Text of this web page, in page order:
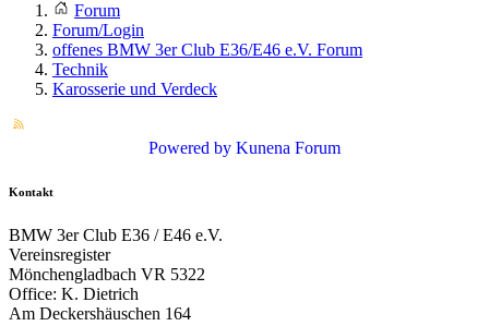
Forum
Forum/Login
offenes BMW 3er Club E36/E46 e.V. Forum
Technik
Karosserie und Verdeck
Powered by Kunena Forum
Kontakt
BMW 3er Club E36 / E46 e.V.
Vereinsregister
Mönchengladbach VR 5322
Office: K. Dietrich
Am Deckershäuschen 164